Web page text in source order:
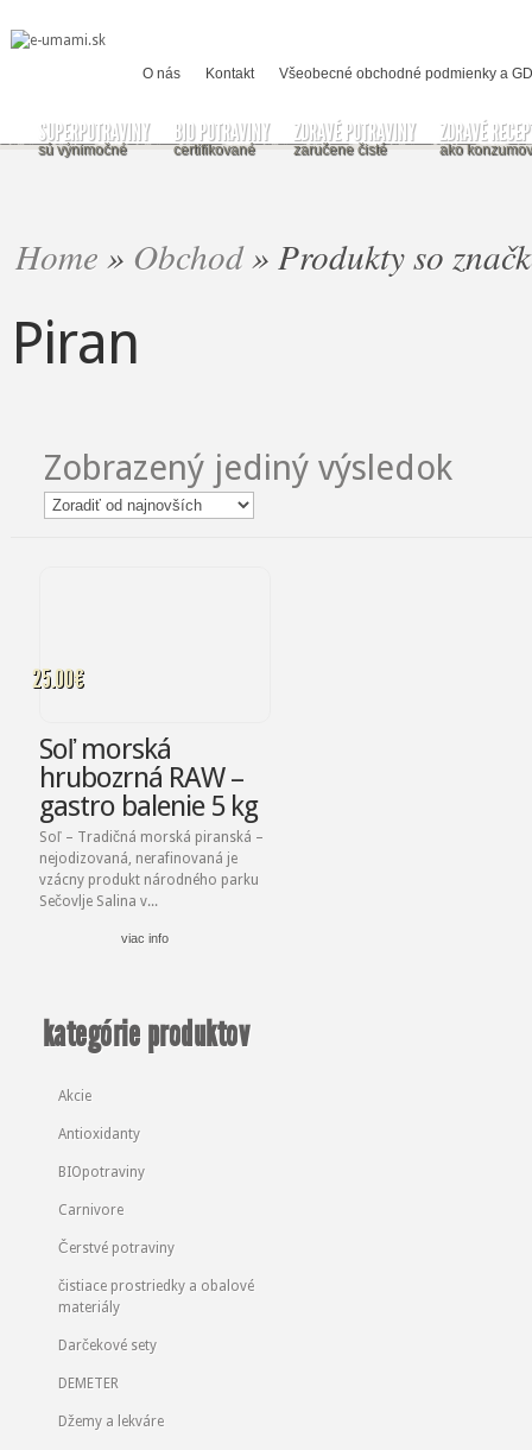
O nás Kontakt Všeobecné obchodné podmienky a
SUPERPOTRAVINY
sú výnimočné
BIO POTRAVINY
certifikované
ZDRAVÉ POTRAVINY
zaručene čisté
ZDRAVÉ
ako
Home » Obchod» Produkty so
Piran
Zobrazený jediný výsledok
25.00€
Soľ morská
hrubozrná RAW –
gastro balenie 5 kg
Soľ – Tradičná morská piranská –
nejodizovaná, nerafinovaná je
vzácny produkt národného parku
Sečovlje Salina v...
viac info
kategórie produktov
Akcie
Antioxidanty
BIOpotraviny
Carnivore
Čerstvé potraviny
čistiace prostriedky a obalové
materiály
Darčekové sety
DEMETER
Džemy a lekváre